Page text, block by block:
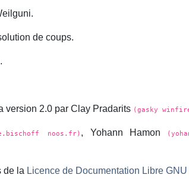
de coups.
version 2.0 par Clay Pradarits (gasky
noos.fr) , Yohann Hamon
de la Licence de Documentation Libre